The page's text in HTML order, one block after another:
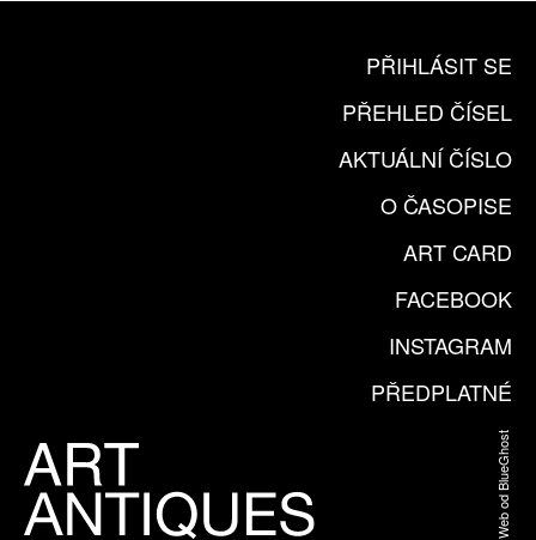
PŘIHLÁSIT SE
PŘEHLED ČÍSEL
AKTUÁLNÍ ČÍSLO
O ČASOPISE
ART CARD
FACEBOOK
INSTAGRAM
PŘEDPLATNÉ
Web od BlueGhost